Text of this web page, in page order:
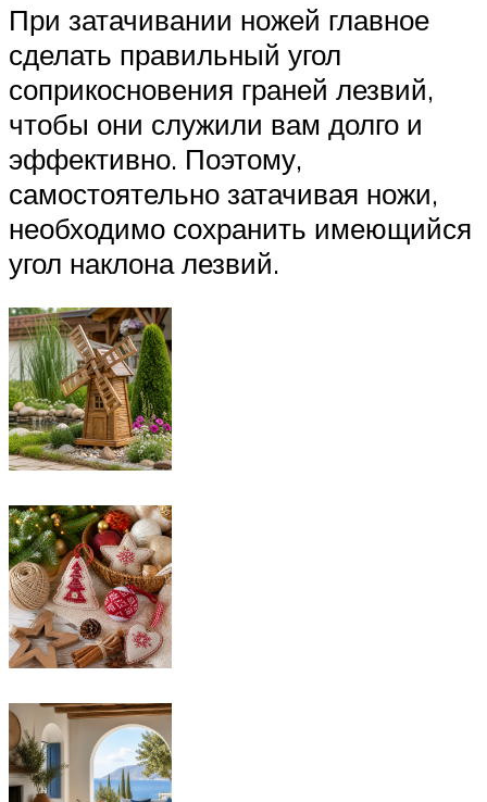
При затачивании ножей главное
сделать правильный угол
соприкосновения граней лезвий,
чтобы они служили вам долго и
эффективно. Поэтому,
самостоятельно затачивая ножи,
необходимо сохранить имеющийся
угол наклона лезвий.